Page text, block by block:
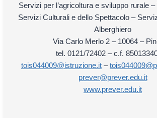
Servizi per l’agricoltura e sviluppo rurale
Servizi Culturali e dello Spettacolo –
Alberghiero
Via Carlo Merlo 2 – 10064 –
tel. 0121/72402 – c.f.
tois044009@istruzione.it –
prever@prever.edu.it
www.prever.edu.it